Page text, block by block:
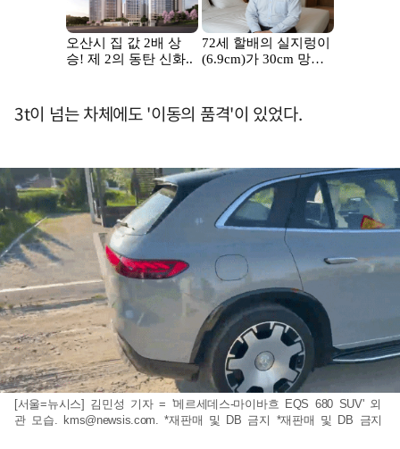
3t이 넘는 차체에도 '이동의 품격'이 있었다.
[서울=뉴시스] 김민성 기자 = '메르세데스-마이바흐 EQS 680 SUV' 외
관 모습. kms@newsis.com . *재판매 및 DB 금지 *재판매 및 DB 금지